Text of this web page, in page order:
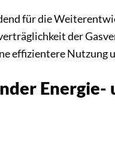
für die
der
effizientere Nutzung
Energie-